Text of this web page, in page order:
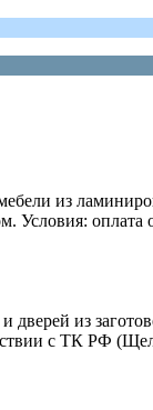
из
из
с ТК РФ